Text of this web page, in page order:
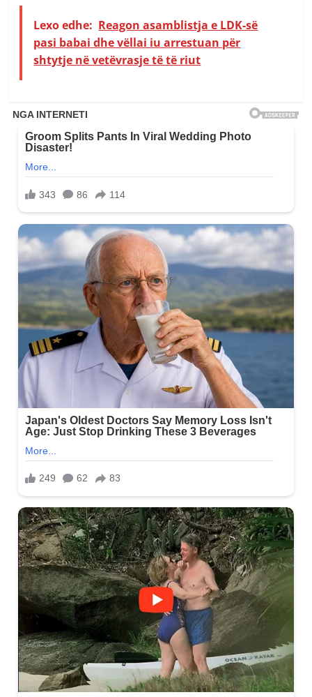
Lexo edhe: Reagon asamblistja e LDK-së
pasi babai dhe vëllai iu arrestuan për
shtytje në vetëvrasje të të riut